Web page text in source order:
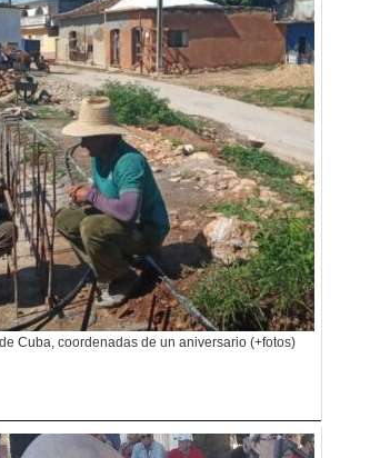
Cuba, coordenadas de un aniversario (+fotos)